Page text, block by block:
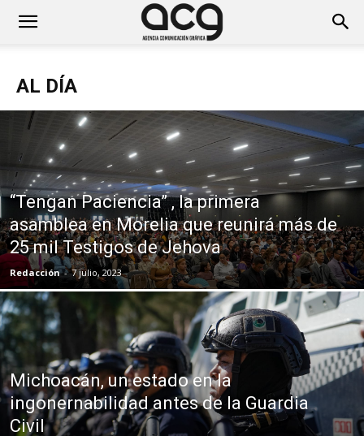
AL DÍA
“Tengan Paciencia” , la primera
asamblea en Morelia que reunirá más de
25 mil Testigos de Jehova
Redacción - 7 julio, 2023
Michoacán, un estado en la
ingonernabilidad antes de la Guardia
Civil